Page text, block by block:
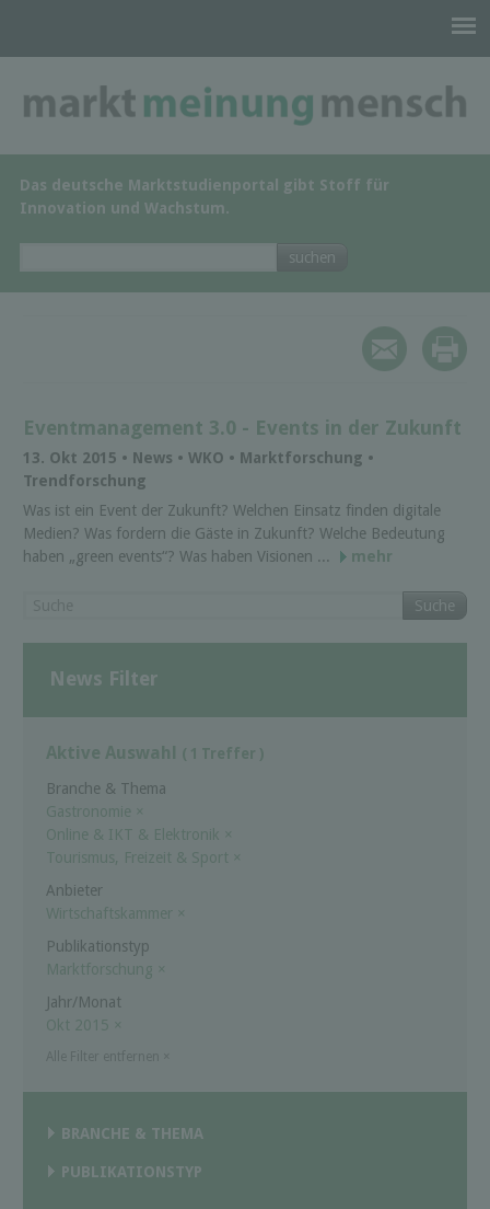
Das deutsche Marktstudienportal gibt Stoff für
Innovation und Wachstum.
Eventmanagement 3.0 - Events in der Zukunft
13. Okt 2015 • News • WKO • Marktforschung •
Trendforschung
Was ist ein Event der Zukunft? Welchen Einsatz finden digitale
Medien? Was fordern die Gäste in Zukunft? Welche Bedeutung
haben „green events“? Was haben Visionen ...
mehr
Suche
News Filter
Aktive Auswahl ( 1 Treffer )
Branche & Thema
Gastronomie ×
Online & IKT & Elektronik ×
Tourismus, Freizeit & Sport ×
Anbieter
Wirtschaftskammer
×
Publikationstyp
Marktforschung ×
Jahr/Monat
Okt 2015 ×
BRANCHE & THEMA
PUBLIKATIONSTYP